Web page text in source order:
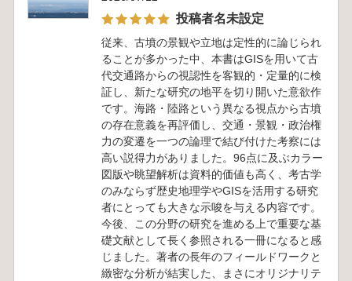
投稿者名未設定
従来、古墳の景観や立地は定性的に論じられ
ることが多かった中、本書はGISを用いて古
代交通路からの視認性を客観的・定量的に検
証し、新たな研究の地平を切り開いた意欲作
です。海路・陸路という異なる視点から古墳
の存在意義を再評価し、交通・景観・政治権
力の変遷を一つの論理で結び付けた考察には
高い説得力がありました。96点に及ぶカラー
図版や眺望解析は資料的価値も高く、考古学
のみならず歴史地理学やGISを活用する研究
者にとっても大きな示唆を与える内容です。
今後、この分野の研究を進める上で重要な基
礎文献として長く参照される一冊になると感
じました。著者の長年のフィールドワークと
緻密な分析が結実した、まさにオリジナリテ